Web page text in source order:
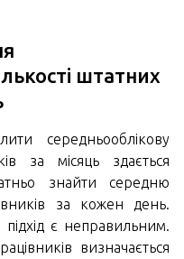
штатних
середньооблікову
за місяць здається
знайти середню
за кожен день.
є неправильним.
визначається